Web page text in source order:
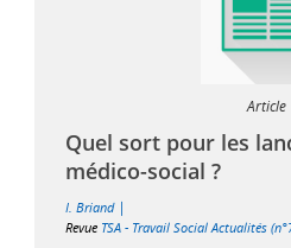
Article
Quel sort pour les
médico-social ?
I. Briand |
Revue TSA - Travail Social Actualités